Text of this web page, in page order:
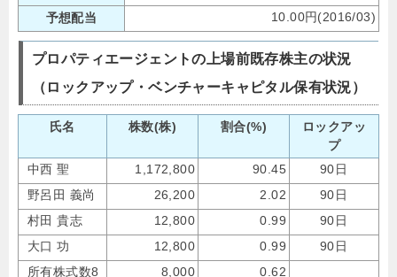
予想配当
10.00円(2016/03)
プロパティエージェントの上場前既存株主の状況
（ロックアップ・ベンチャーキャピタル保有状況）
氏名 株数(株) 割合(%)
ロックアッ
プ
中西 聖
1,172,800 90.45
90日
野呂田 義尚
26,200 2.02
90日
村田 貴志
12,800 0.99
90日
大口 功
12,800 0.99
90日
所有株式数8
8,000 0.62